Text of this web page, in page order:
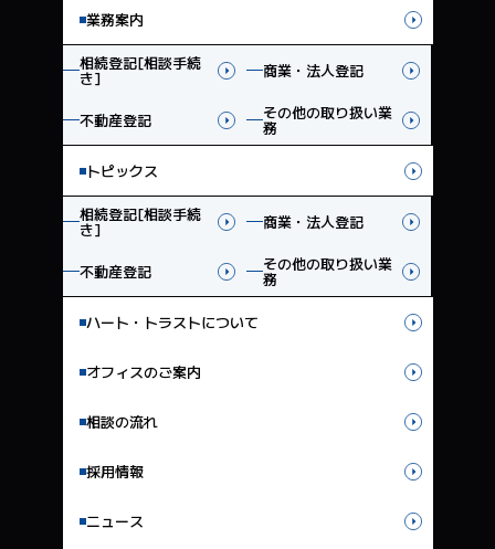
業務案内
相続登記[相談手続
き] 商業・法人登記
不動産登記 その他の取り扱い業
務
トピックス
相続登記[相談手続
き] 商業・法人登記
不動産登記 その他の取り扱い業
務
ハート・トラストについて
オフィスのご案内
相談の流れ
採用情報
ニュース